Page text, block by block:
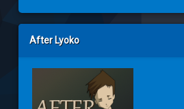
After Lyoko